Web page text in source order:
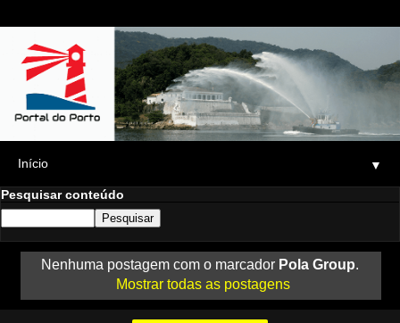
▼
Pesquisar conteúdo
Nenhuma postagem com o marcador Pola Group.
Mostrar todas as postagens